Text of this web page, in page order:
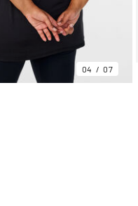
04 07